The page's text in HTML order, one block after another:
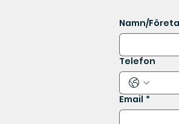
Namn/
Telefon
Email *